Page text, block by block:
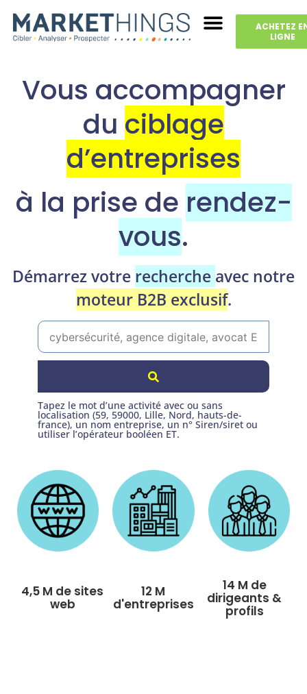
ACHETEZ
LIGNE
Vous accompagner
du ciblage
d’entreprises
à la prise de rendez-
vous.
Démarrez votre recherche avec notre
moteur B2B exclusif.
Tapez le mot d’une activité avec ou sans
localisation (59, 59000, Lille, Nord, hauts-de-
france), un nom entreprise, un n° Siren/siret ou
utiliser l’opérateur booléen ET.
4,5 M de sites
web
12 M
d'entreprises
14 M de
dirigeants &
profils